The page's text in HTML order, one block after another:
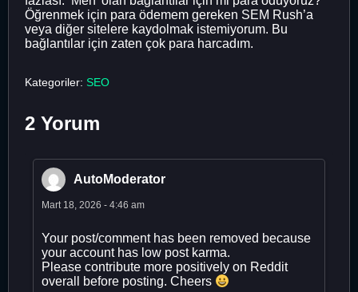
Öğrenmek için para ödemem gereken SEM Rush’a
veya diğer sitelere kaydolmak istemiyorum. Bu
bağlantılar için zaten çok para harcadım.
Kategoriler: SEO
2 Yorum
AutoModerator
Mart 18, 2026 - 4:46 am
Your post/comment has been removed because
your account has low post karma.
Please contribute more positively on Reddit
overall before posting. Cheers